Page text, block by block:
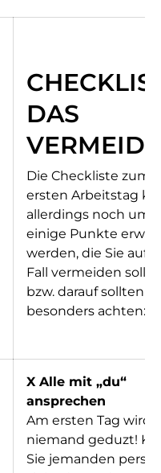
DAS
Die Checkliste zum
ersten Arbeitstag
allerdings noch um
einige Punkte
werden, die Sie auf
Fall vermeiden
bzw. darauf sollten
besonders achten:
X Alle mit „du“
ansprechen
Am ersten Tag wird
niemand geduzt!
Sie jemanden